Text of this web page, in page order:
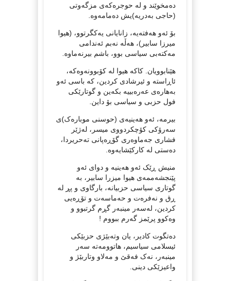
دەمخوێند و لە حوجرەکەی مزگەوتی
(حاجی بەدریە)یش دەمامەوە.
بۆ ئەو هەفتەیە، زانایانی یەکگرتوو، (هیوا
میرزا سابیر)، هەڵە نەبم ئەندامی
مەکتەبی سیاسی بوو، باشم بیرنەماوە.
هێنابوویان. کاکە هیوا لە کۆبوونەوەکە،
ئاڕاستە و ئیرشادی کردین، کە باسی ئەو
بەهارەی عەرەبییە بکەین و گوتارێکی
فول حزبی و سیاسی بۆ داین.
بیرمە، ئەو هەینیەی (حوسنی موبارەک)ی
سەرۆکی کۆچکردووی میسر، لەژێر
فشاری جەماوەری گۆڕەپانی تەحریردا،
دەستی لە کارکێشایەوە.
منیش ڕێک ئەو هەینیه و دوای ئەو
پێنجشەممەی هیوا میزرا سابیر، بە
گوتاری سیاسی حزبیانە، بارگاوی و پڕ لە
ڕق و نەفرەت و حەماسەت و تۆڕەیی
کردین، لەسەر مینبەر گڕم گرتبوو و
وەکوو پرێمز گەرم ببووم !
دەتگوت کادیر، یان وتەبێژی حزبێکی
ئیسلامی سیاسیم، هاتوومەتە سەر
مینبەر، نەک فەقێ و مەلاو وتاربێژ و
واعیزێکی دینی.